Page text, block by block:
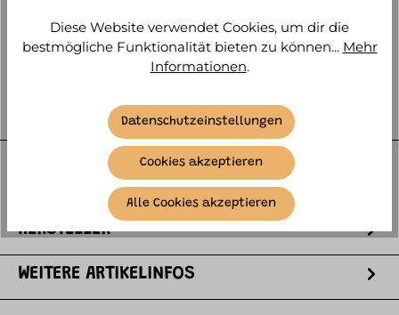
IN DEN WARENKORB
BESCHREIBUNG
Dieses Fingermalset von omy besteht aus 5 Tuben
(jeweils 60 ml) und einem Polyesterkittel zum Schutz
der Kleidung. Die Farbe…mehr
HERSTELLER
WEITERE ARTIKELINFOS
Diese Website verwendet Cookies, um dir die
bestmögliche Funktionalität bieten zu können... Mehr
Informationen.
Datenschutzeinstellungen
Cookies akzeptieren
Alle Cookies akzeptieren